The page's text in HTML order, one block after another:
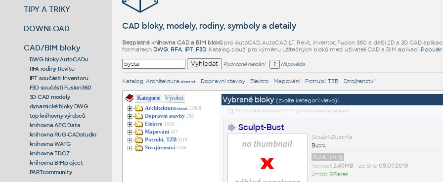
TIPY A TRIKY
DOWNLOAD
CAD/BIM bloky
DWG bloky AutoCADu
RFA rodiny Revitu
IPT součásti Inventoru
F3D součásti Fusion360
3D CAD modely
dynamické bloky DWG
top knihovny výrobců
knihovna AEC Data
knihovna RUG-CADstudio
knihovna WATG
knihovna TDCZ
knihovna BIMproject
PARTcommunity
CAD bloky, modely, rodiny, symboly a detaily
Bezplatná knihovna CAD a BIM blokůpro AutoCAD, AutoCAD LT, Revit, Inventor, Fusion 360 a další 2D a 3D CAD
formátech DWG, RFA, IPT, F3D. Katalog slouží pro výměnu užitečných bloků mezi uživateli CAD a BIM aplikací.
Podrobné hledání Nápověda
Katalog: Architektura /obecné• Dopravní stavby• Elektro• Mapování• Potrubí, TZB • Strojírenství
Kategorie Výrobci
Architektura/obecné 13909
Dopravní stavby 398
Elektro 1550
Mapování 447
Potrubí, TZB 3119
Strojírenství 3766
Vybrané bloky (zvolte kategorii vlevo):
hromadné stahování není pro váš účet dostupné
Sculpt-Bust
Sculpt-Bust.rfa
Busta
Revit family
Velikost 2,45MB• ze dne 09.07.2019
Umístil:OPlavek